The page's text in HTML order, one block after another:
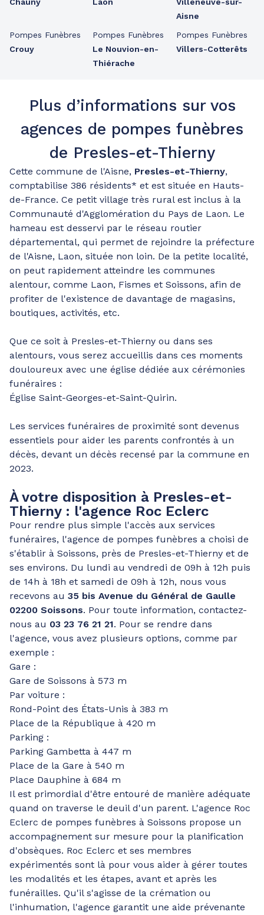
Pompes Funèbres
Crouy
Pompes Funèbres
Le Nouvion-en-
Thiérache
Aisne
Pompes Funèbres
Villers-Cotterêts
Plus d’informations sur vos
agences de pompes funèbres
de Presles-et-Thierny
Cette commune de l'Aisne, Presles-et-Thierny,
comptabilise 386 résidents* et est située en Hauts-
de-France. Ce petit village très rural est inclus à la
Communauté d'Agglomération du Pays de Laon. Le
hameau est desservi par le réseau routier
départemental, qui permet de rejoindre la préfecture
de l'Aisne, Laon, située non loin. De la petite localité,
on peut rapidement atteindre les communes
alentour, comme Laon, Fismes et Soissons, afin de
profiter de l'existence de davantage de magasins,
boutiques, activités, etc.
Que ce soit à Presles-et-Thierny ou dans ses
alentours, vous serez accueillis dans ces moments
douloureux avec une église dédiée aux cérémonies
funéraires :
Église Saint-Georges-et-Saint-Quirin.
Les services funéraires de proximité sont devenus
essentiels pour aider les parents confrontés à un
décès, devant un décès recensé par la commune en
2023.
À votre disposition à Presles-et-
Thierny : l'agence Roc Eclerc
Pour rendre plus simple l'accès aux services
funéraires, l'agence de pompes funèbres a choisi de
s'établir à Soissons, près de Presles-et-Thierny et de
ses environs. Du lundi au vendredi de 09h à 12h puis
de 14h à 18h et samedi de 09h à 12h, nous vous
recevons au 35 bis Avenue du Général de Gaulle
02200 Soissons. Pour toute information, contactez-
nous au 03 23 76 21 21. Pour se rendre dans
l'agence, vous avez plusieurs options, comme par
exemple :
Gare :
Gare de Soissons à 573 m
Par voiture :
Rond-Point des États-Unis à 383 m
Place de la République à 420 m
Parking :
Parking Gambetta à 447 m
Place de la Gare à 540 m
Place Dauphine à 684 m
Il est primordial d'être entouré de manière adéquate
quand on traverse le deuil d'un parent. L'agence Roc
Eclerc de pompes funèbres à Soissons propose un
accompagnement sur mesure pour la planification
d'obsèques. Roc Eclerc et ses membres
expérimentés sont là pour vous aider à gérer toutes
les modalités et les étapes, avant et après les
funérailles. Qu'il s'agisse de la crémation ou
l'inhumation, l'agence garantit une aide prévenante